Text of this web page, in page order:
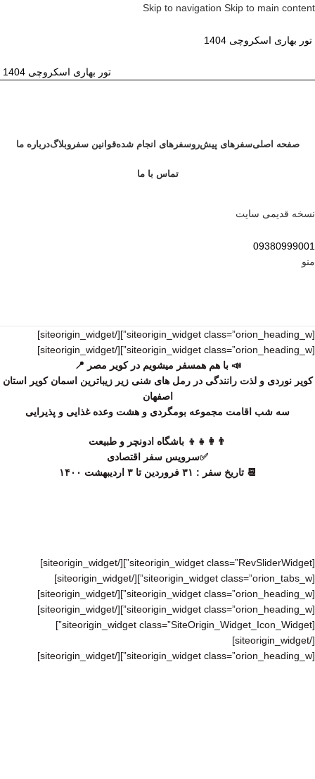
Skip to navigation Skip to main content
تور بهاری اسکروچی 1404
تور بهاری اسکروچی 1404
صفحه اصلیسفر‌های پیش‌روسفر‌های انجام شدهقوانین سفروبلاگدرباره ما
تماس با ما
نسخه قدیمی سایت
09380999001
منو
[siteorigin_widget class=”orion_heading_w”]
[/siteorigin_widget]
[siteorigin_widget class=”orion_heading_w”]
[/siteorigin_widget]
📣 با هم همسفر ميشويم در کویر مصر 📍
کویر نوردی و لذت رانندگی در رمل های شنی زیر زیباترین اسمان کویر استان
اصفهان
سه شب اقامت مجموعه بومگردی و هشت وعده غذایی و پذیرایی
👨‍👩‍👧‍👦 باشگاه ادونچر و طبیعت
✅سرویس سفر اقتصادی
📆 تاریخ سفر : ۳۱ فروردین تا ۳ اردیبهشت ۱۴۰۰
[siteorigin_widget class=”RevSliderWidget”]
[/siteorigin_widget]
[siteorigin_widget class=”orion_tabs_w”]
[/siteorigin_widget]
[siteorigin_widget class=”orion_heading_w”]
[/siteorigin_widget]
[siteorigin_widget class=”orion_heading_w”]
[/siteorigin_widget]
[siteorigin_widget class=”SiteOrigin_Widget_Icon_Widget”]
[/siteorigin_widget]
[siteorigin_widget class=”orion_heading_w”]
[/siteorigin_widget]